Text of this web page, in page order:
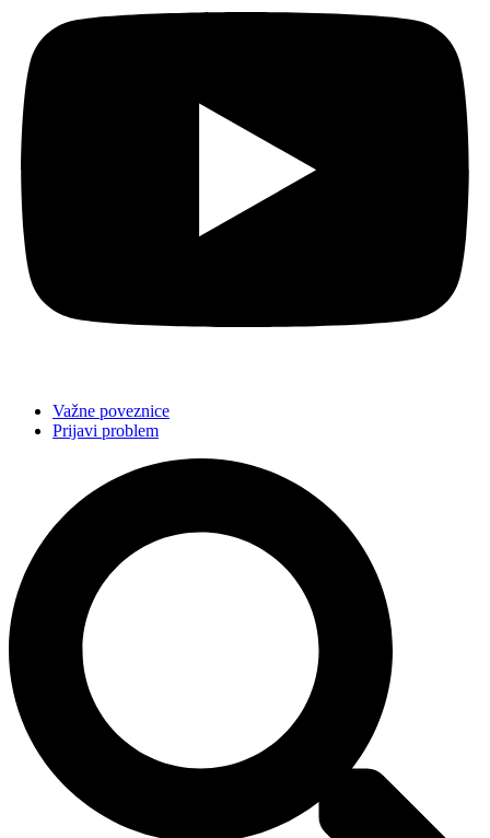
Važne poveznice
Prijavi problem